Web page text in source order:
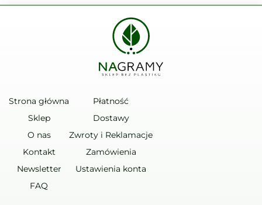
Strona główna
Sklep
O nas
Kontakt
Newsletter
FAQ
Płatność
Dostawy
Zwroty i Reklamacje
Zamówienia
Ustawienia konta